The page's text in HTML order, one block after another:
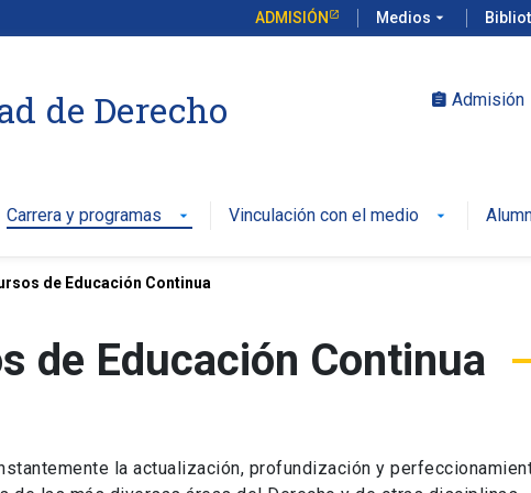
ADMISIÓN Medios arrow_drop_down
de Derecho assignment Admisión
Carrera y programas arrow_drop_down Vinculación con el medio arrow_drop_down
de Educación Continua
de Educación Continua
la actualización, profundización y